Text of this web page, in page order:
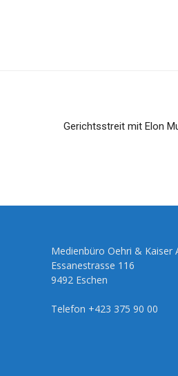
Gerichtsstreit mit Elon
Medienbüro Oehri & Kaiser
Essanestrasse 116
9492 Eschen
Telefon +423 375 90 00